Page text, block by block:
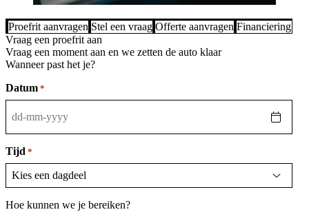
Proefrit aanvragen Stel een vraag Offerte aanvragen Financiering
Vraag een proefrit aan
Vraag een moment aan en we zetten de auto klaar
Wanneer past het je?
Datum *
DD
dash
MM
dash
JJJJ
Tijd *
Hoe kunnen we je bereiken?